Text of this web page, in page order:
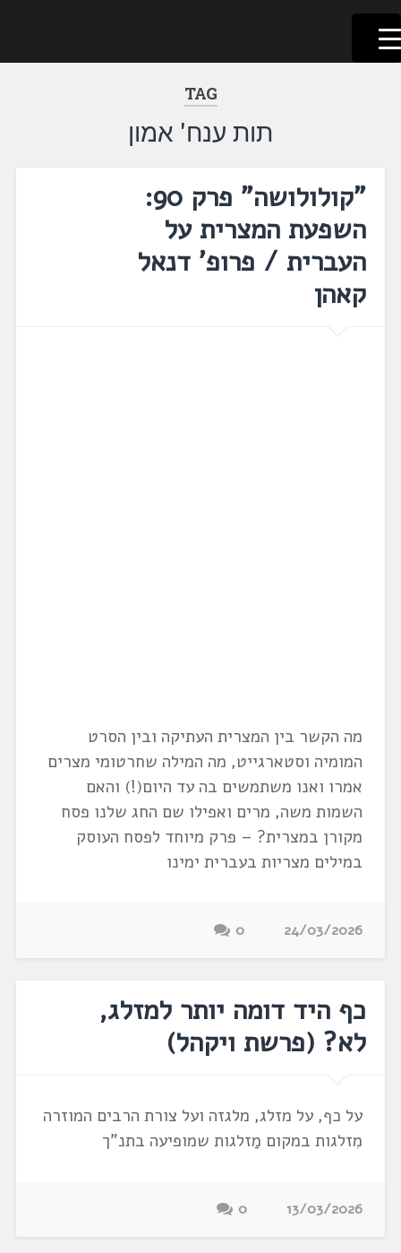
דלג
לתוכן
לשוניאדה
עברית. לשון. שפה
TAG
תות ענח' אמון
"קולולושה" פרק 90:
השפעת המצרית על
העברית / פרופ' דנאל
קאהן
מה הקשר בין המצרית העתיקה ובין הסרט
המומיה וסטארגייט, מה המילה שחרטומי מצרים
אמרו ואנו משתמשים בה עד היום(!) והאם
השמות משה, מרים ואפילו שם החג שלנו פסח
מקורן במצרית? – פרק מיוחד לפסח העוסק
במילים מצריות בעברית ימינו
24/03/2026
0
כף היד דומה יותר למזלג,
לא? (פרשת ויקהל)
על כף, על מזלג, מלגזה ועל צורת הרבים המוזרה
מִזלגות במקום מַזלגות שמופיעה בתנ"ך
13/03/2026
0